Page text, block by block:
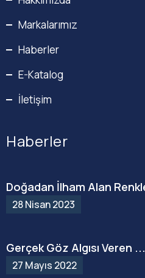
Markalarımız
Haberler
E-Katalog
İletişim
Haberler
Doğadan İlham Alan
28 Nisan 2023
Gerçek Göz Algısı Veren ...
27 Mayıs 2022